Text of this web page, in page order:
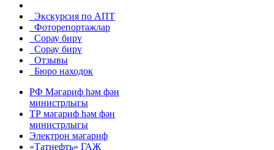
Экскурсия по АПТ
Фоторепортажлар
Сорау бирү
Сорау бирү
Отзывы
Бюро находок
РФ Мәгариф һәм фән
министрлыгы
ТР мәгариф һәм фән
министрлыгы
Электрон мәгариф
«Татнефть» ГАҖ